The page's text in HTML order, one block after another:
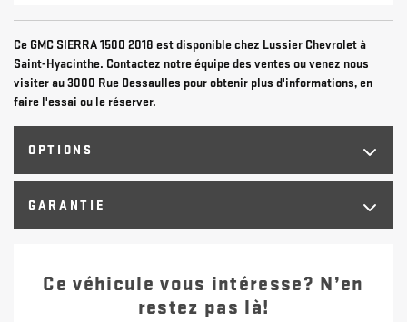
Ce GMC SIERRA 1500 2018 est disponible chez Lussier Chevrolet à
Saint-Hyacinthe. Contactez notre équipe des ventes ou venez nous
visiter au 3000 Rue Dessaulles pour obtenir plus d'informations, en
faire l'essai ou le réserver.
OPTIONS
GARANTIE
Ce véhicule vous intéresse? N’en
restez pas là!